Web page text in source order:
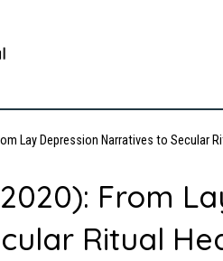
Lay Depression Narratives to Secular
From
Ritual